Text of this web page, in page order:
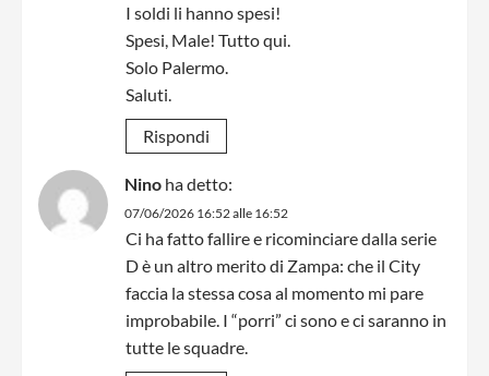
I soldi li hanno spesi!
Spesi, Male! Tutto qui.
Solo Palermo.
Saluti.
Rispondi
Nino ha detto:
07/06/2026 16:52 alle 16:52
Ci ha fatto fallire e ricominciare dalla serie
D è un altro merito di Zampa: che il City
faccia la stessa cosa al momento mi pare
improbabile. I “porri” ci sono e ci saranno in
tutte le squadre.